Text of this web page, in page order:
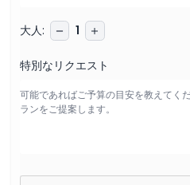
大人: 1
特別なリクエスト